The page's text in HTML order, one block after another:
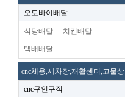
오토바이배달
식당배달 치킨배달
택배배달
cnc체용,세차장,재활센터,고물상
cnc구인구직